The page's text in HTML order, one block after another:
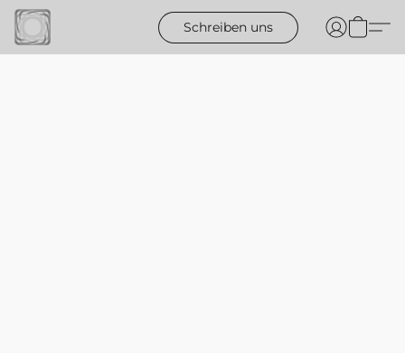
Schreiben uns